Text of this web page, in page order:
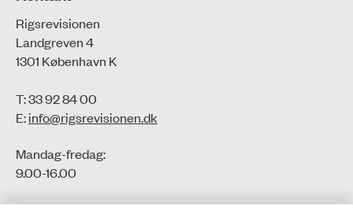
Rigsrevisionen
Landgreven 4
1301 København K
T: 33 92 84 00
E:info@rigsrevisionen.dk
Mandag-fredag:
9.00-16.00​
CVR-nr.: 77806113